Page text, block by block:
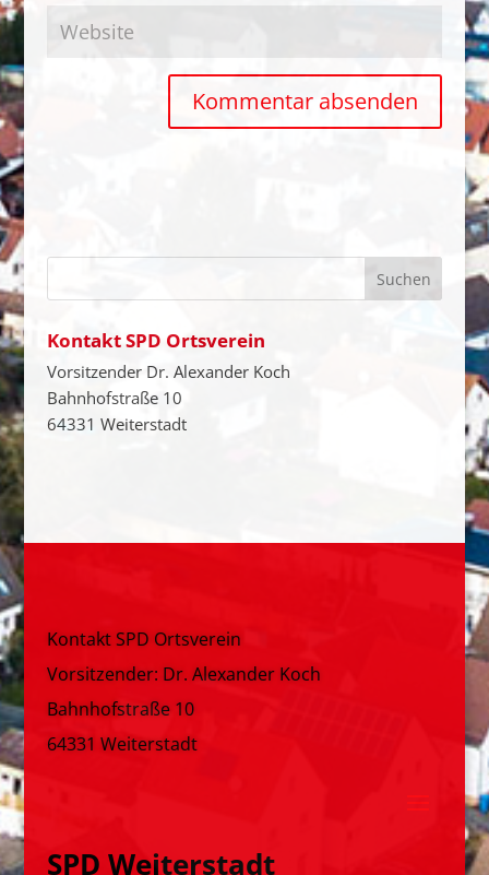
Kontakt SPD Ortsverein
Vorsitzender Dr. Alexander Koch
Bahnhofstraße 10
64331 Weiterstadt
Kontakt SPD Ortsverein
Vorsitzender: Dr. Alexander Koch
Bahnhofstraße 10
64331 Weiterstadt
SPD Weiterstadt